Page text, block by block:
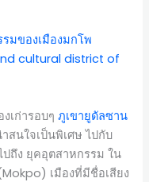
มของเมืองมกโพ
cultural district of
งเก่ารอบๆภูเขายูดัลซาน
สนใจเป็นพิเศษ ไปกับ
ถึง ยุคอุตสาหกรรม ใน
เมืองที่มีชื่อเสียง